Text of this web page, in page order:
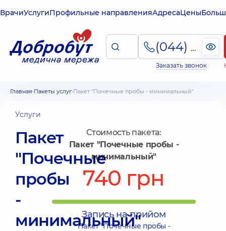
ВрачиУслугиПрофильные направленияАдресаЦены
(044) 495-2-888
Заказать звонок
Главная Пакеты услуг Пакет "Почечные пробы - минимальный"
Услуги
Пакет
"Почечные
пробы
-
минимальный"
Стоимость пакета:
Пакет "Почечные пробы -
минимальный"
740 грн
Запись на прийом
Пакет "Почечные пробы -